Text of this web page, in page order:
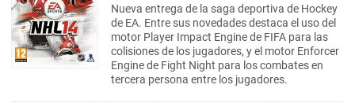
Nueva entrega de la saga deportiva de Hockey
de EA. Entre sus novedades destaca el uso del
motor Player Impact Engine de FIFA para las
colisiones de los jugadores, y el motor Enforcer
Engine de Fight Night para los combates en
tercera persona entre los jugadores.